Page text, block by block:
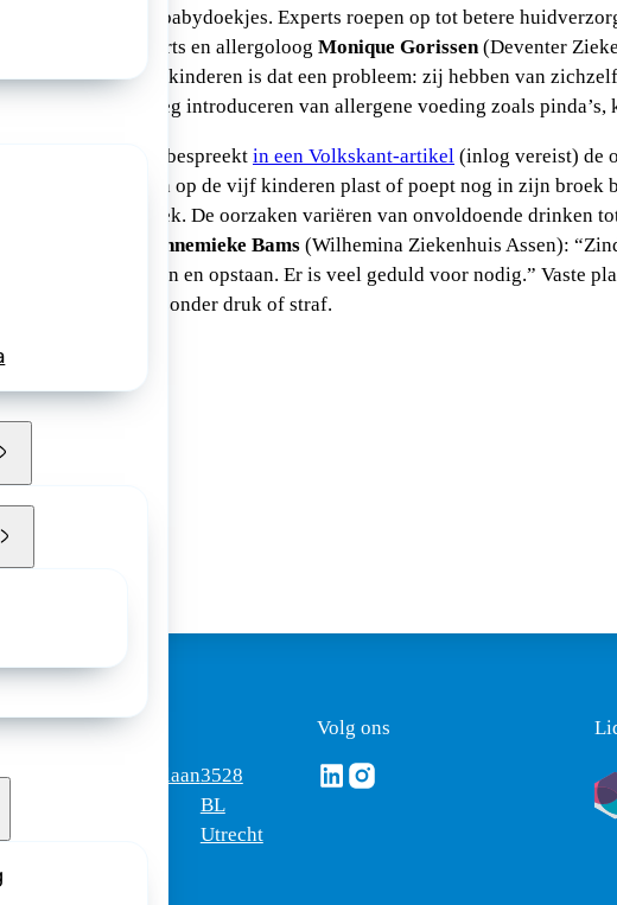
wasmiddelen en babydoekjes. Experts roepen op tot betere
Kinderarts en allergoloog Monique Gorissen (Deventer
bij baby’s en kinderen is dat een probleem: zij hebben van
Ook het vroeg introduceren van allergene voeding zoals pinda’s,
van den Breemer bespreekt in een Volkskant-artikel (inlog vereist) de
Zo’n één op de vijf kinderen plast of poept nog in zijn broek
blijkt uit onderzoek. De oorzaken variëren van onvoldoende drinken
klas. Kinderarts
Annemieke Bams (Wilhemina Ziekenhuis Assen):
lopen, met vallen en opstaan. Er is veel geduld voor nodig.” Vaste
helpen, zonder druk of straf.
via:
Bezoekadres
Mercatorlaan3528
BL
Utrecht
Volg ons
Volg ons via Linkedin
Volg ons via Instagram